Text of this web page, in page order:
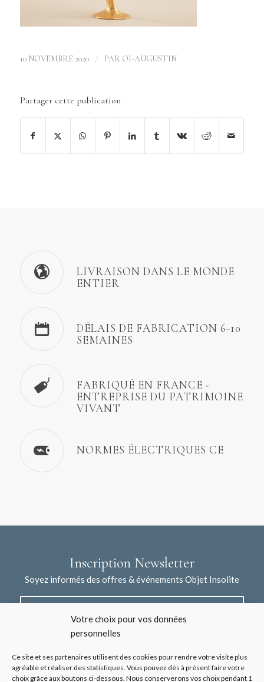
Votre choix pour vos données
personnelles
Ce site et ses partenaires utilisent des cookies pour rendre votre visite plus
agréable et réaliser des statistiques. Vous pouvez dès à présent faire votre
choix grâce aux boutons ci-dessous. Nous conserverons vos choix pendant 1
10 NOVEMBRE 2020 / PAR OI-AUGUSTIN
Partager cette publication
LIVRAISON DANS LE MONDE
ENTIER
DÉLAIS DE FABRICATION 6-10
SEMAINES
FABRIQUÉ EN FRANCE -
ENTREPRISE DU PATRIMOINE
VIVANT
NORMES ÉLECTRIQUES CE
Inscription Newsletter
Soyez informés des offres & événements Objet Insolite